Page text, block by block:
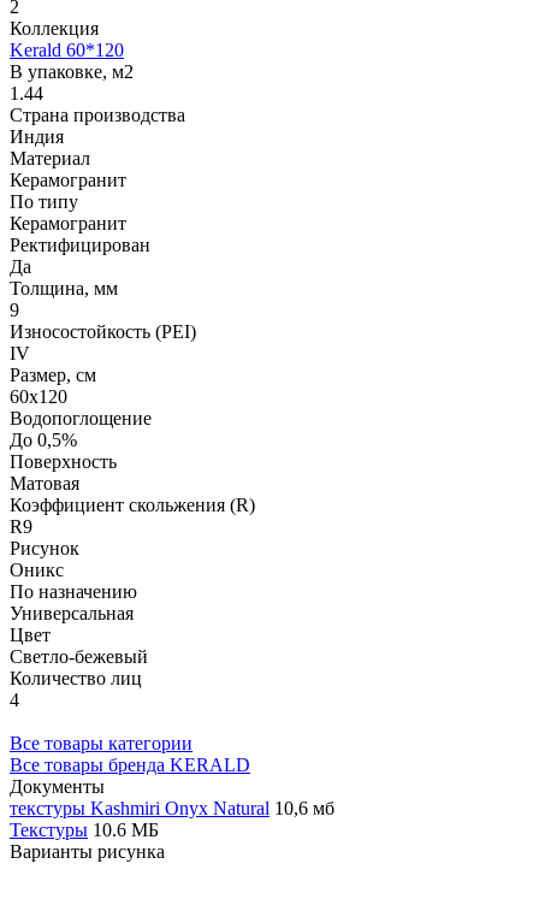
2
Коллекция
Kerald 60*120
В упаковке, м2
1.44
Страна производства
Индия
Материал
Керамогранит
По типу
Керамогранит
Ректифицирован
Да
Толщина, мм
9
Износостойкость (PEI)
IV
Размер, см
60х120
Водопоглощение
До 0,5%
Поверхность
Матовая
Коэффициент скольжения (R)
R9
Рисунок
Оникс
По назначению
Универсальная
Цвет
Светло-бежевый
Количество лиц
4
Все товары категории
Все товары бренда KERALD
Документы
текстуры Kashmiri Onyx Natural 10,6 мб
Текстуры 10.6 МБ
Варианты рисунка